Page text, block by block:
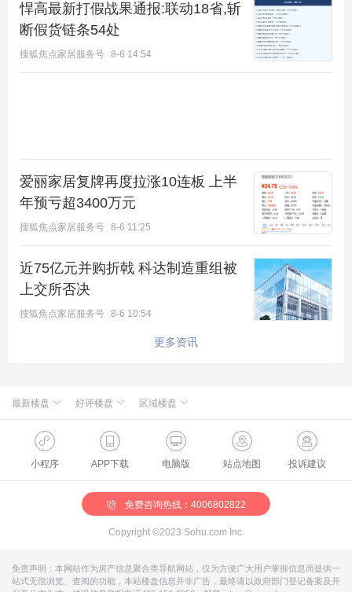
规自委深夜发文，想必有时间紧任务重的原因，但是
不是也有想要降低此次土地集中供应的的影响呢？最
后，看完血拼哥总结的表格，你看上哪宗地了呢？希
悍高最新打假战果通报:联动18省,斩
断假货链条54处
搜狐焦点家居服务号 8-6 14:54
爱丽家居复牌再度拉涨10连板 上半
年预亏超3400万元
搜狐焦点家居服务号 8-6 11:25
近75亿元并购折戟 科达制造重组被
上交所否决
搜狐焦点家居服务号 8-6 10:54
更多资讯
最新楼盘 好评楼盘 区域楼盘
绿城·朗月和风 新航城世界映
怀柔国贤府
缦合北京
懋源·騴橒臺
北京城建·文华知筑
北京城建·和知筑|铂瑞
北京建工·嘉棠雅序
国樾天颂
北京楼盘
石景山楼盘
昌平楼盘
大兴楼盘
房山楼盘
朝阳楼盘
通州楼盘
桃源新都孔雀城 华银天鹅湖
温泉新都孔雀城
中海北京世家
燕都古城·和园
中冶兴隆新城·红石郡
路劲阳光城
富力和园
小程序 APP下载 电脑版 站点地图 投诉建议
免费咨询热线：4006802822
Copyright ©2023 Sohu.com Inc.
免责声明：本网站作为房产信息聚合类导航网站，仅为方便广大用户掌握信息而提供一
站式无偿浏览、查阅的功能，本站楼盘信息并非广告，最终请以政府部门登记备案及开